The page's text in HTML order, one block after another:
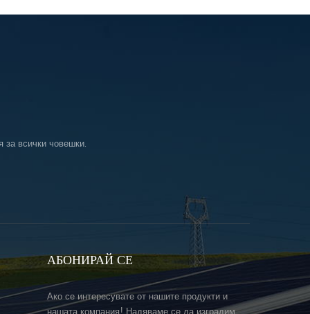
за всички човешки.
АБОНИРАЙ СЕ
Ако се интересувате от нашите продукти и